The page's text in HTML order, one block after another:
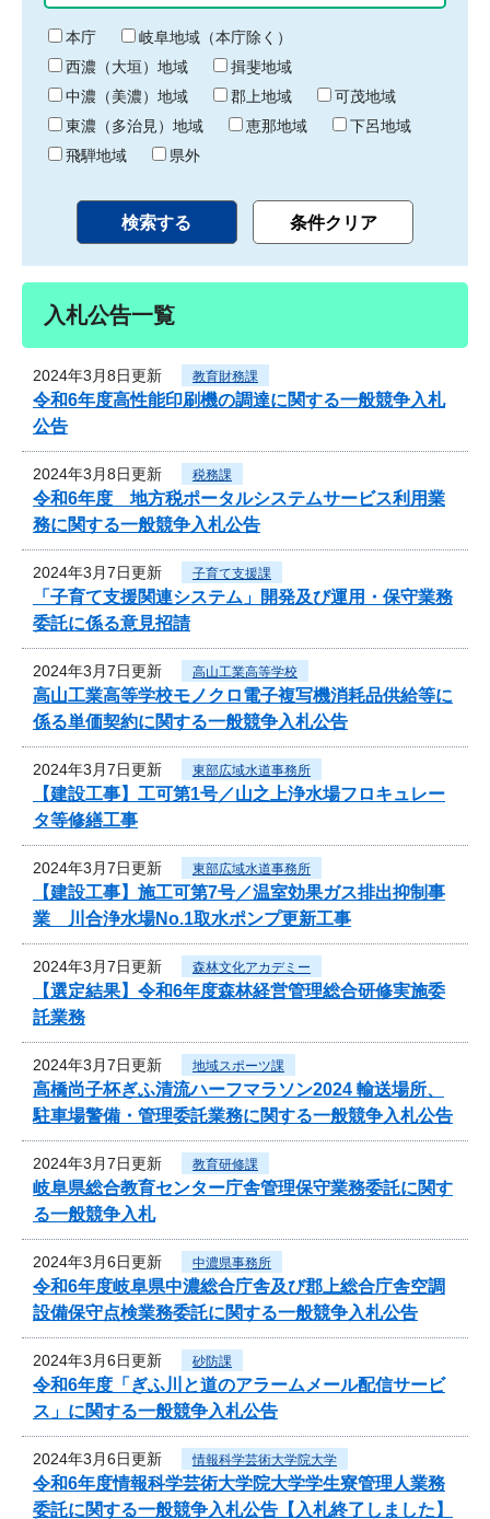
り
終
わ
り
本庁
岐阜地域（本庁除く）
西濃（大垣）地域
揖斐地域
中濃（美濃）地域
郡上地域
可茂地域
東濃（多治見）地域
恵那地域
下呂地域
飛騨地域
県外
入札公告一覧
2024年3月8日更新 教育財務課
令和6年度高性能印刷機の調達に関する一般競争入札
公告
2024年3月8日更新 税務課
令和6年度 地方税ポータルシステムサービス利用業
務に関する一般競争入札公告
2024年3月7日更新 子育て支援課
「子育て支援関連システム」開発及び運用・保守業務
委託に係る意見招請
2024年3月7日更新 高山工業高等学校
高山工業高等学校モノクロ電子複写機消耗品供給等に
係る単価契約に関する一般競争入札公告
2024年3月7日更新 東部広域水道事務所
【建設工事】工可第1号／山之上浄水場フロキュレー
タ等修繕工事
2024年3月7日更新 東部広域水道事務所
【建設工事】施工可第7号／温室効果ガス排出抑制事
業 川合浄水場No.1取水ポンプ更新工事
2024年3月7日更新 森林文化アカデミー
【選定結果】令和6年度森林経営管理総合研修実施委
託業務
2024年3月7日更新 地域スポーツ課
高橋尚子杯ぎふ清流ハーフマラソン2024 輸送場所、
駐車場警備・管理委託業務に関する一般競争入札公告
2024年3月7日更新 教育研修課
岐阜県総合教育センター庁舎管理保守業務委託に関す
る一般競争入札
2024年3月6日更新 中濃県事務所
令和6年度岐阜県中濃総合庁舎及び郡上総合庁舎空調
設備保守点検業務委託に関する一般競争入札公告
2024年3月6日更新 砂防課
令和6年度「ぎふ川と道のアラームメール配信サービ
ス」に関する一般競争入札公告
2024年3月6日更新 情報科学芸術大学院大学
令和6年度情報科学芸術大学院大学学生寮管理人業務
委託に関する一般競争入札公告【入札終了しました】